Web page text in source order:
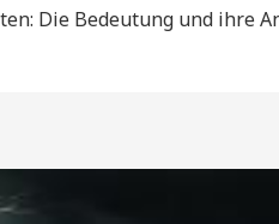
Die Bedeutung und ihre